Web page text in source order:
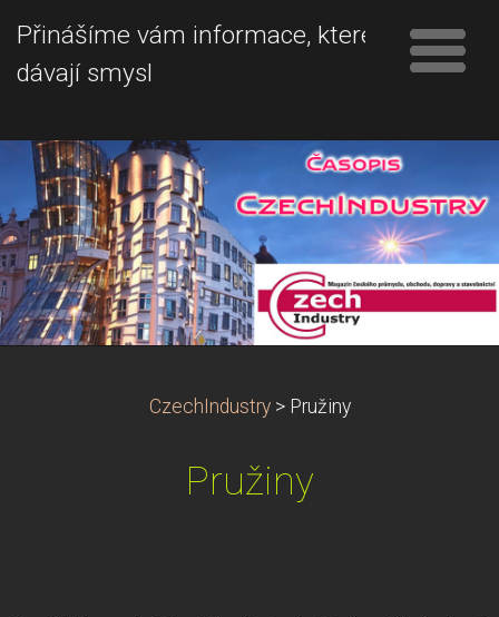
Přinášíme vám informace, které
dávají smysl
CzechIndustry > Pružiny
Pružiny